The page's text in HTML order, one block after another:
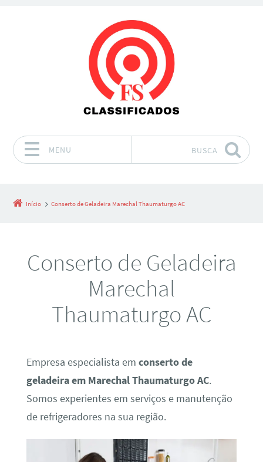
MENU BUSCA
Início Conserto de Geladeira Marechal Thaumaturgo AC
Conserto de Geladeira
Marechal
Thaumaturgo AC
Empresa especialista em conserto de
geladeira em Marechal Thaumaturgo AC.
Somos experientes em serviços e manutenção
de refrigeradores na sua região.